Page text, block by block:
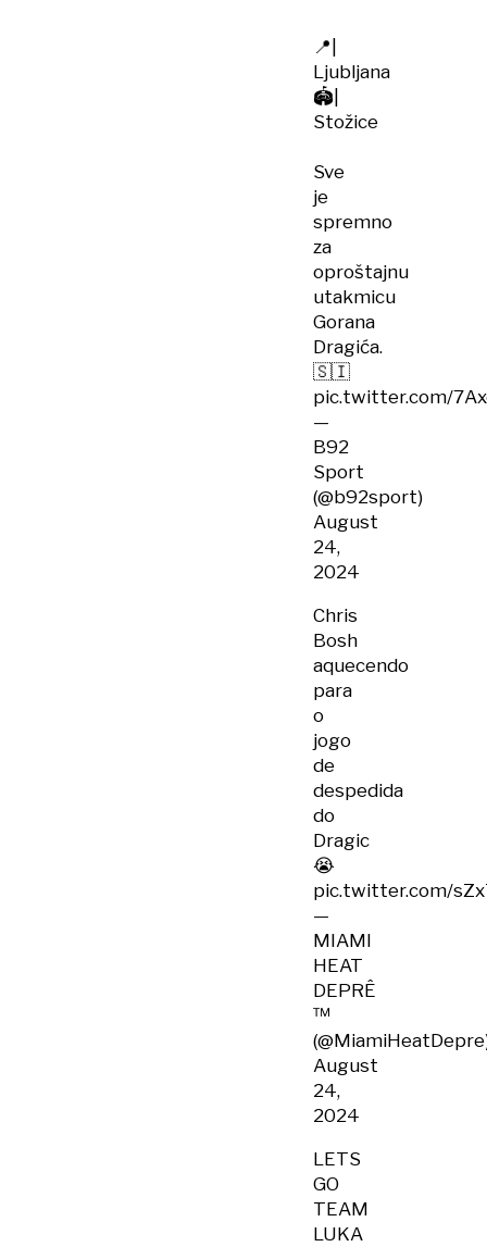
📍|
Ljubljana
🏟️|
Stožice
Sve
je
spremno
za
oproštajnu
utakmicu
Gorana
Dragića.
🇸🇮
pic.twitter.com/
—
B92
Sport
(@b92sport)
August
24,
2024
Chris
Bosh
aquecendo
para
o
jogo
de
despedida
do
Dragic
😭
pic.twitter.com/
—
MIAMI
HEAT
DEPRÊ
™️
August
24,
2024
LETS
GO
TEAM
LUKA